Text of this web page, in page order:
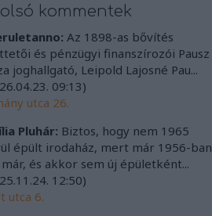
kommentek
Az 1898-as bővítés
és pénzügyi finanszírozói Pausz
joghallgató, Leipold Lajosné Pau...
09:13)
utca 26.
Pluhár: Biztos, hogy nem 1965
épült irodaház, mert már 1956-ban
és akkor sem új épületként...
12:50)
utca 6.